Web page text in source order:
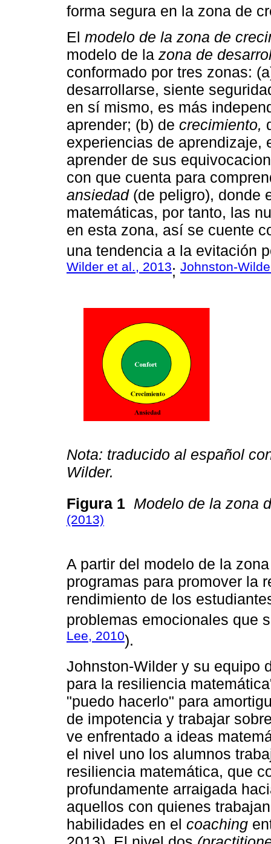
forma segura en la zona de
El modelo de la zona de
modelo de la zona de
conformado por tres zonas:
desarrollarse, siente
en sí mismo, es más
aprender; (b) de crecimiento,
experiencias de aprendizaje,
aprender de sus
con que cuenta para
ansiedad(de peligro), donde
matemáticas, por tanto, las
en esta zona, así se cuente
una tendencia a la evitación
Wilder et al., 2013; Johnston-
Nota: traducido al español
Wilder.
Figura 1 Modelo de la zona
(2013)
A partir del modelo de la
programas para promover la
rendimiento de los
problemas emocionales que
Lee, 2010).
Johnston-Wilder y su equipo
para la resiliencia
"puedo hacerlo" para
de impotencia y trabajar
ve enfrentado a ideas
el nivel uno los alumnos
resiliencia matemática, que
profundamente arraigada
aquellos con quienes
habilidades en el coaching